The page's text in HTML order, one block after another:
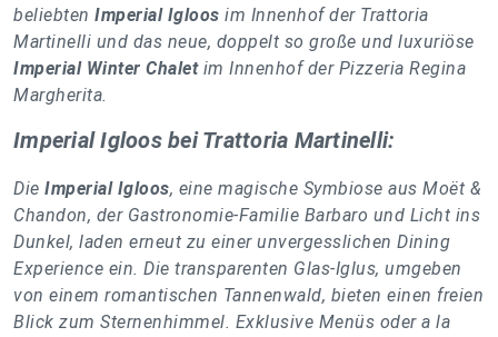
beliebten Imperial Igloos im Innenhof der Trattoria
Martinelli und das neue, doppelt so große und luxuriöse
Imperial Winter Chaletim Innenhof der Pizzeria Regina
Margherita.
Imperial Igloos bei Trattoria Martinelli:
Die Imperial Igloos, eine magische Symbiose aus Moët &
Chandon, der Gastronomie-Familie Barbaro und Licht ins
Dunkel, laden erneut zu einer unvergesslichen Dining
Experience ein. Die transparenten Glas-Iglus, umgeben
von einem romantischen Tannenwald, bieten einen freien
Blick zum Sternenhimmel. Exklusive Menüs oder a la